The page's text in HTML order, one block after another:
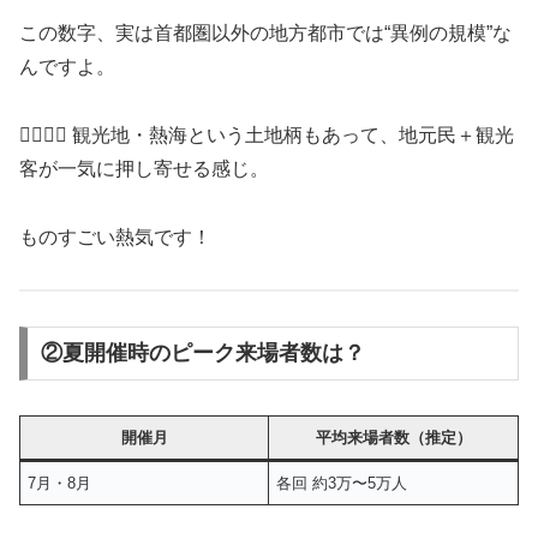
この数字、実は首都圏以外の地方都市では“異例の規模”な
んですよ。
🚶‍♂️🚶‍♀️ 観光地・熱海という土地柄もあって、地元民＋観光
客が一気に押し寄せる感じ。
ものすごい熱気です！
②夏開催時のピーク来場者数は？
開催月 平均来場者数（推定）
7月・8月 各回 約3万〜5万人